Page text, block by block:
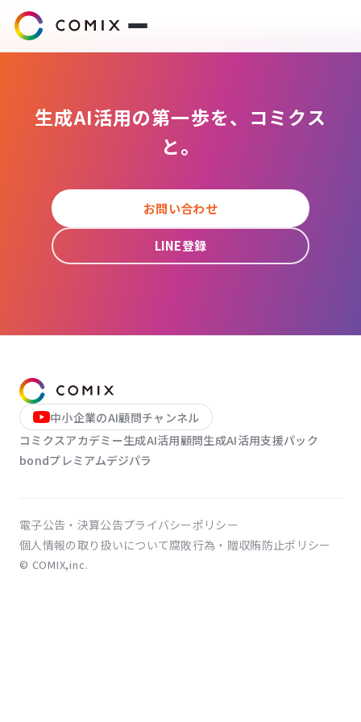
プレスリリース
代表挨拶
役員紹介
LINE登録
お問い合わせ
生成AI活用の第一歩を、コミクス
と。
お問い合わせ
LINE登録
中小企業のAI顧問チャンネル
コミクスアカデミー生成AI活用顧問生成AI活用支援パック
bondプレミアムデジパラ
電子公告・決算公告プライバシーポリシー
個人情報の取り扱いについて腐敗行為・贈収賄防止ポリシー
© COMIX,inc.